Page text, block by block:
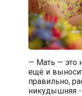
— Мать — это
ещё и
правильно,
никудышняя